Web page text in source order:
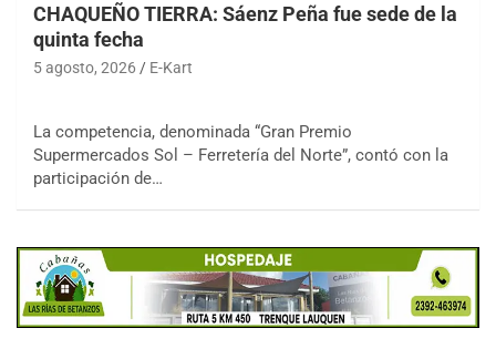
CHAQUEÑO TIERRA: Sáenz Peña fue sede de la
quinta fecha
5 agosto, 2026 E-Kart
La competencia, denominada “Gran Premio
Supermercados Sol – Ferretería del Norte”, contó con la
participación de…